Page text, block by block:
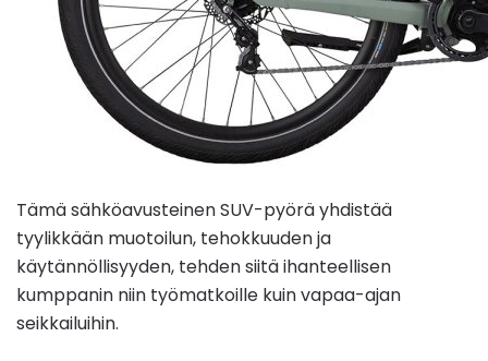
Tämä sähköavusteinen SUV-pyörä yhdistää
tyylikkään muotoilun, tehokkuuden ja
käytännöllisyyden, tehden siitä ihanteellisen
kumppanin niin työmatkoille kuin vapaa-ajan
seikkailuihin.